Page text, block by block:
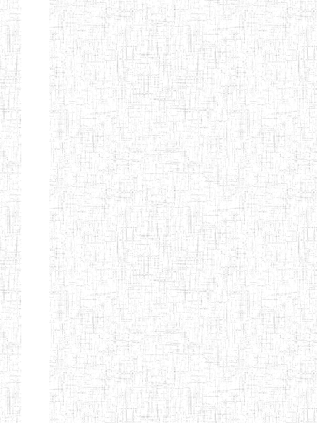
Afficher Page 12 sur 13 Total: 307
Début Préc. 4 5 6 7 8
9
13
Suivant Fin
D'AMBAM
GTTC BUEA 15/09/1986 ENIEG Public
GTTC LIMBE 08/09/2003 ENIEG Public
Etablissements
d'enseignement
secondaire
technique